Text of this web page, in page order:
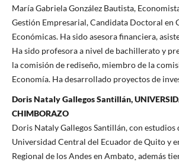
María Gabriela González Bautista,
Gestión Empresarial, Candidata Doctoral en
Económicas. Ha sido asesora financiera,
Ha sido profesora a nivel de bachillerato y
la comisión de rediseño, miembro de la
Economía. Ha desarrollado proyectos de
Doris Nataly Gallegos Santillán,
CHIMBORAZO
Doris Nataly Gallegos Santillán, con estudios
Universidad Central del Ecuador de Quito y
Regional de los Andes en Ambato¸ además